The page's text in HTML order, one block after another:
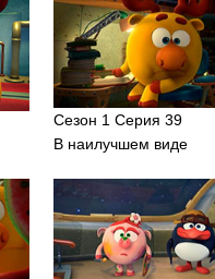
Сезон 1 Серия 39
В наилучшем виде